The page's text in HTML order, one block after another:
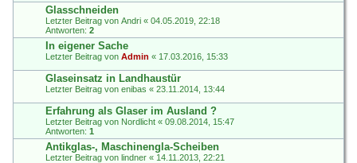
Glasschneiden
Letzter Beitrag von Andri « 04.05.2019, 22:18
Antworten: 2
In eigener Sache
Letzter Beitrag von Admin « 17.03.2016, 15:33
Glaseinsatz in Landhaustür
Letzter Beitrag von enibas « 23.11.2014, 13:44
Erfahrung als Glaser im Ausland ?
Letzter Beitrag von Nordlicht « 09.08.2014, 15:47
Antworten: 1
Antikglas-, Maschinengla-Scheiben
Letzter Beitrag von lindner « 14.11.2013, 22:21